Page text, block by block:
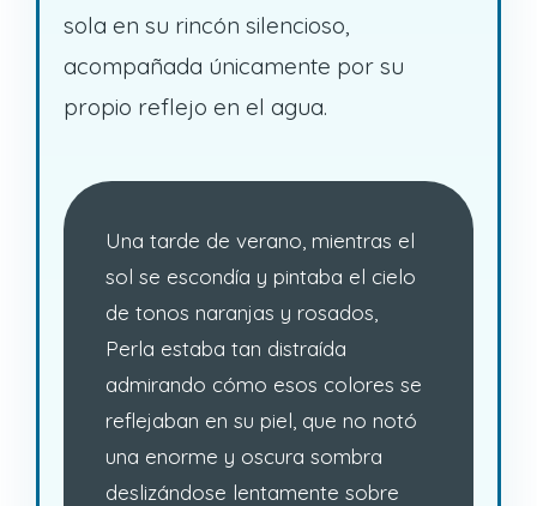
sola en su rincón silencioso,
acompañada únicamente por su
propio reflejo en el agua.
Una tarde de verano, mientras el
sol se escondía y pintaba el cielo
de tonos naranjas y rosados,
Perla estaba tan distraída
admirando cómo esos colores se
reflejaban en su piel, que no notó
una enorme y oscura sombra
deslizándose lentamente sobre